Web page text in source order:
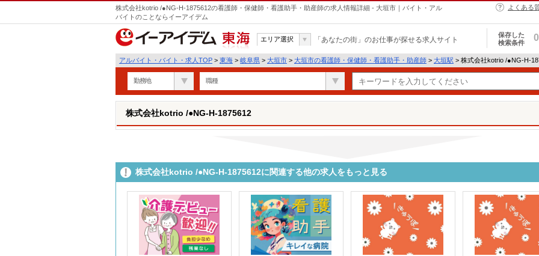
株式会社kotrio /●NG-H-1875612の看護師・保健師・看護助手・助産師の求人情報詳細 - 大垣市｜バイト・アル
バイトのことならイーアイデム
よくある
東海
エリア選択 「あなたの街」のお仕事が探せる求人サイト
保存した
検索条件
0
アルバイト・バイト・求人TOP > 東海 > 岐阜県 > 大垣市 > 大垣市の看護師・保健師・看護助手・助産師 > 大垣駅 > 株式会社kotrio /●NG-H-
勤務地 職種
株式会社kotrio /●NG-H-1875612
株式会社kotrio /●NG-H-1875612に関連する他の求人をもっと見る